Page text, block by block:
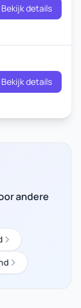
Bekijk details
Bekijk details
andere